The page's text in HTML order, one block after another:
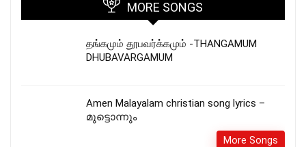
MORE SONGS
தங்கமும் தூபவர்க்கமும் -THANGAMUM
DHUBAVARGAMUM
Amen Malayalam christian song lyrics –
മുട്ടൊന്നും
More Songs